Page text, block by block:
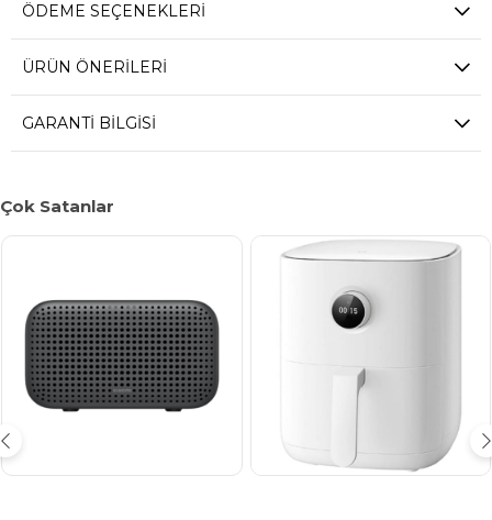
ÖDEME SEÇENEKLERI
ÜRÜN ÖNERILERI
GARANTI BILGISI
Çok Satanlar